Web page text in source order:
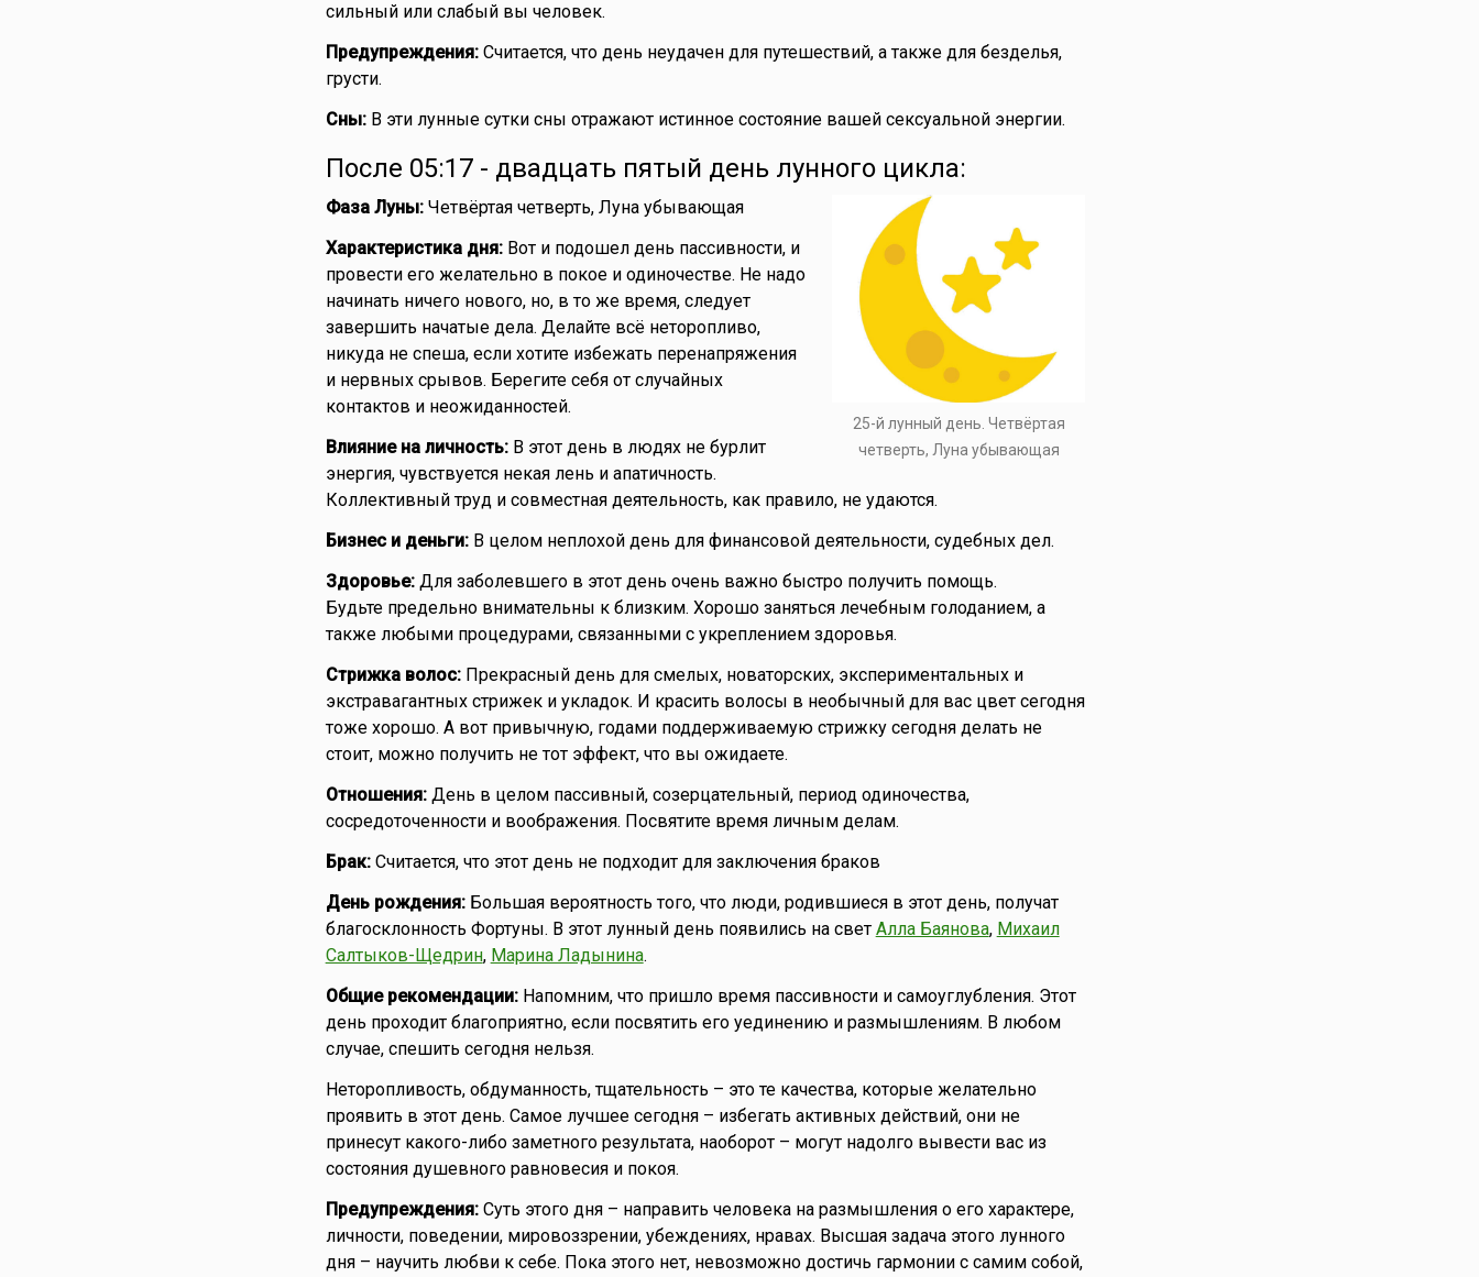
сильный или слабый вы человек.
Предупреждения:Считается, что день неудачен для путешествий, а также для безделья,
грусти.
Сны:В эти лунные сутки сны отражают истинное состояние вашей сексуальной энергии.
После 05:17 - двадцать пятый день лунного цикла:
25-й лунный день. Четвёртая
четверть, Луна убывающая
Фаза Луны:Четвёртая четверть, Луна убывающая
Характеристика дня:Вот и подошел день пассивности, и
провести его желательно в покое и одиночестве. Не надо
начинать ничего нового, но, в то же время, следует
завершить начатые дела. Делайте всё неторопливо,
никуда не спеша, если хотите избежать перенапряжения
и нервных срывов. Берегите себя от случайных
контактов и неожиданностей.
Влияние на личность:В этот день в людях не бурлит
энергия, чувствуется некая лень и апатичность.
Коллективный труд и совместная деятельность, как правило, не удаются.
Бизнес и деньги:В целом неплохой день для финансовой деятельности, судебных дел.
Здоровье:Для заболевшего в этот день очень важно быстро получить помощь.
Будьте предельно внимательны к близким. Хорошо заняться лечебным голоданием, а
также любыми процедурами, связанными с укреплением здоровья.
Стрижка волос:Прекрасный день для смелых, новаторских, экспериментальных и
экстравагантных стрижек и укладок. И красить волосы в необычный для вас цвет сегодня
тоже хорошо. А вот привычную, годами поддерживаемую стрижку сегодня делать не
стоит, можно получить не тот эффект, что вы ожидаете.
Отношения:День в целом пассивный, созерцательный, период одиночества,
сосредоточенности и воображения. Посвятите время личным делам.
Брак:Считается, что этот день не подходит для заключения браков
День рождения:Большая вероятность того, что люди, родившиеся в этот день, получат
благосклонность Фортуны. В этот лунный день появились на свет Алла Баянова, Михаил
Салтыков-Щедрин, Марина Ладынина.
Общие рекомендации:Напомним, что пришло время пассивности и самоуглубления. Этот
день проходит благоприятно, если посвятить его уединению и размышлениям. В любом
случае, спешить сегодня нельзя.
Неторопливость, обдуманность, тщательность – это те качества, которые желательно
проявить в этот день. Самое лучшее сегодня – избегать активных действий, они не
принесут какого-либо заметного результата, наоборот – могут надолго вывести вас из
состояния душевного равновесия и покоя.
Предупреждения:Суть этого дня – направить человека на размышления о его характере,
личности, поведении, мировоззрении, убеждениях, нравах. Высшая задача этого лунного
дня – научить любви к себе. Пока этого нет, невозможно достичь гармонии с самим собой,